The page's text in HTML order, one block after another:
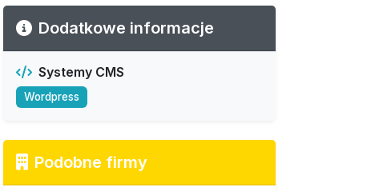
Dodatkowe informacje
Systemy CMS
Wordpress
Podobne firmy